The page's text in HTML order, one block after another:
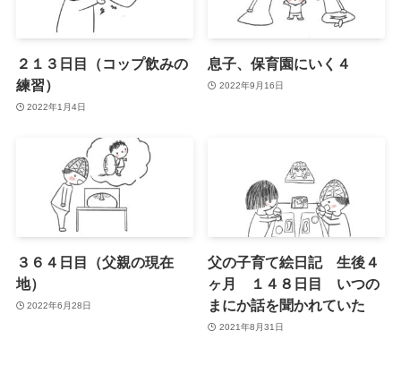
２１３日目（コップ飲みの
練習）
2022年1月4日
息子、保育園にいく４
2022年9月16日
３６４日目（父親の現在
地）
2022年6月28日
父の子育て絵日記 生後４
ヶ月 １４８日目 いつの
まにか話を聞かれていた
2021年8月31日